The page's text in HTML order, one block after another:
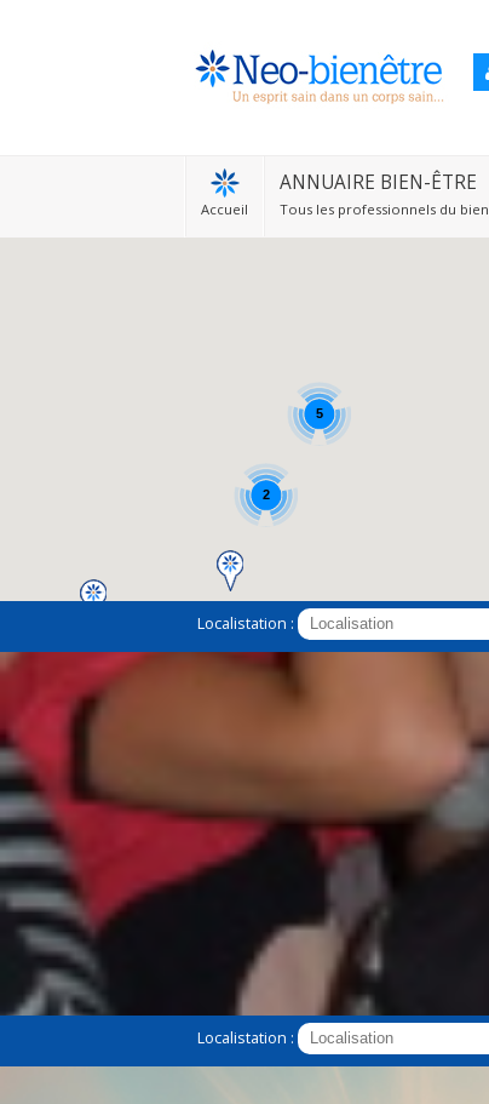
Accueil
ANNUAIRE BIEN-ÊTRE
Tous les professionnels du
5
2
Localistation :
Localistation :